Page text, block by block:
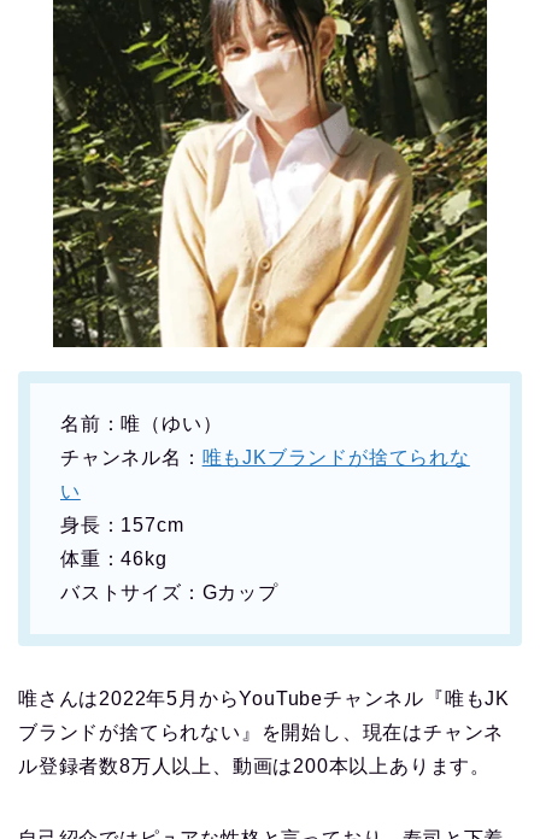
名前：唯（ゆい）
チャンネル名： 唯もJKブランドが捨てられな
い
身長：157cm
体重：46kg
バストサイズ：Gカップ
唯さんは2022年5月からYouTubeチャンネル『唯もJK
ブランドが捨てられない』を開始し、現在はチャンネ
ル登録者数8万人以上、動画は200本以上あります。